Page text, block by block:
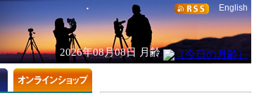
English
2026年08月08日 月齢